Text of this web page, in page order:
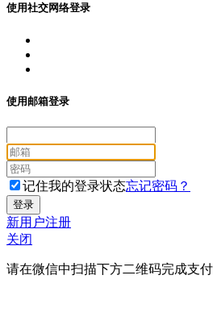
使用社交网络登录
使用邮箱登录
记住我的登录状态忘记密码？
新用户注册
关闭
请在微信中扫描下方二维码完成支付